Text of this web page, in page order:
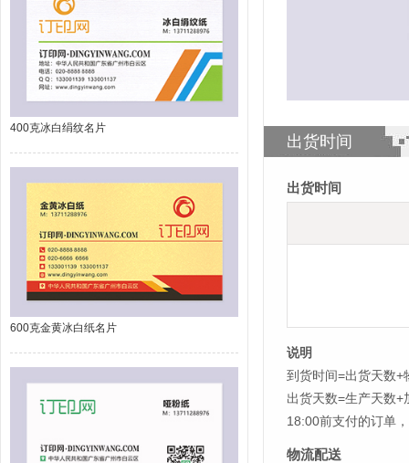
400克冰白绢纹名片
600克金黄冰白纸名片
出货时间
出货时间
说明
到货时间=出货天数+
出货天数=生产天数
18:00前支付的订单
物流配送